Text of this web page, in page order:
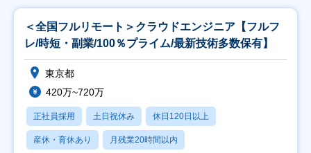
＜全国フルリモート＞クラウドエンジニア【フルフ
レ/時短・副業/100％プライム/最新技術多数保有】
東京都
420万~720万
正社員採用 土日祝休み 休日120日以上
産休・育休あり 月残業20時間以内